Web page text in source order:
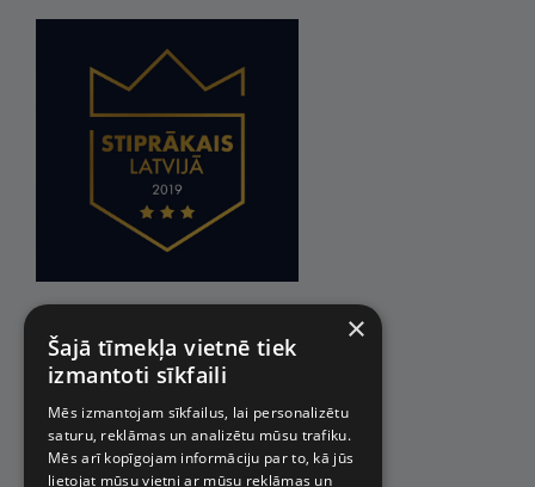
×
Šajā tīmekļa vietnē tiek
izmantoti sīkfaili
Mēs izmantojam sīkfailus, lai personalizētu
saturu, reklāmas un analizētu mūsu trafiku.
Mēs arī kopīgojam informāciju par to, kā jūs
lietojat mūsu vietni ar mūsu reklāmas un